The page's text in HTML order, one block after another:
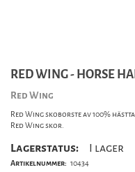
RED WING - HORSE
Red Wing
Red Wing skoborste av 100%
Red Wing skor.
Lagerstatus: I lager
Artikelnummer: 10434